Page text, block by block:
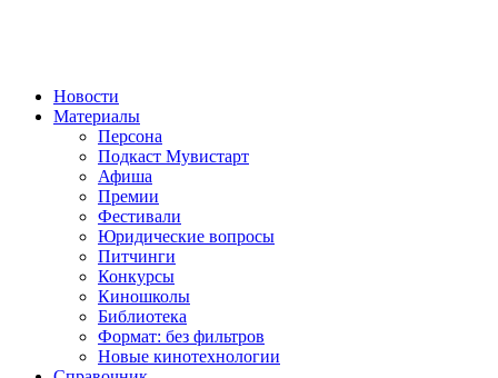
Новости
Материалы
Персона
Подкаст Мувистарт
Афиша
Премии
Фестивали
Юридические вопросы
Питчинги
Конкурсы
Киношколы
Библиотека
Формат: без фильтров
Новые кинотехнологии